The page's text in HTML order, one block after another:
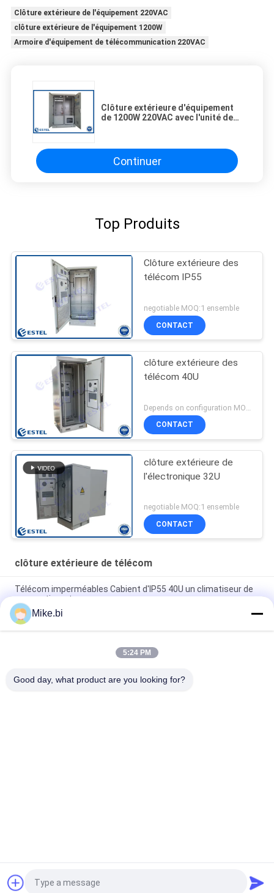
Clôture extérieure de l'équipement 220VAC
clôture extérieure de l'équipement 1200W
Armoire d'équipement de télécommunication 220VAC
Clôture extérieure d'équipement
de 1200W 220VAC avec l'unité de
Continuer
Top Produits
Clôture extérieure des
télécom IP55
negotiable MOQ:1 ensemble
CONTACT
clôture extérieure des
télécom 40U
CONTACT
clôture extérieure de
l'électronique 32U
negotiable MOQ:1 ensemble
CONTACT
clôture extérieure de télécom
Télécom imperméables Cabient d'IP55 40U un climatiseur de
compartiment
boîte imperméable de l'électronique de clôture extérieure des
télécom 16U de 1000mm
Cabinet électrique extérieur imperméable 1500W AC220V
Demandez un devis
Mike.bi
5:24 PM
Good day, what product are you looking for?